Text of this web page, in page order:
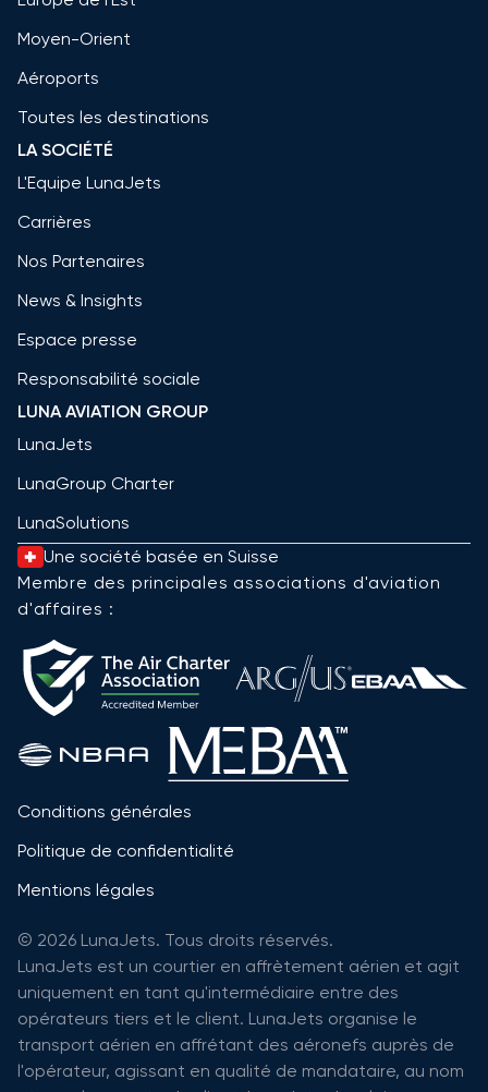
Moyen-Orient
Aéroports
Toutes les destinations
LA SOCIÉTÉ
L'Equipe LunaJets
Carrières
Nos Partenaires
News & Insights
Espace presse
Responsabilité sociale
LUNA AVIATION GROUP
LunaJets
LunaGroup Charter
LunaSolutions
Une société basée en Suisse
Membre des principales associations d'aviation
d'affaires :
Conditions générales
Politique de confidentialité
Mentions légales
© 2026 LunaJets. Tous droits réservés.
LunaJets est un courtier en affrètement aérien et agit
uniquement en tant qu'intermédiaire entre des
opérateurs tiers et le client. LunaJets organise le
transport aérien en affrétant des aéronefs auprès de
l'opérateur, agissant en qualité de mandataire, au nom